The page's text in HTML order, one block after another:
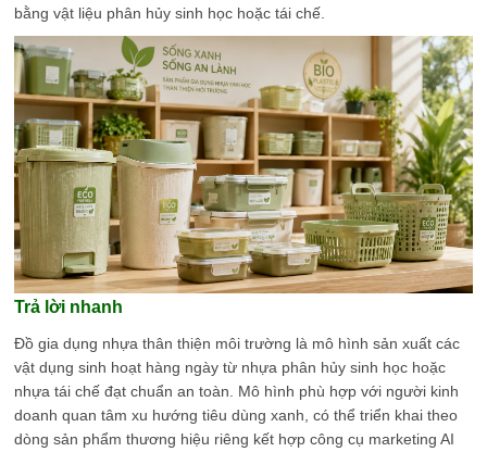
bằng vật liệu phân hủy sinh học hoặc tái chế.
Trả lời nhanh
Đồ gia dụng nhựa thân thiện môi trường là mô hình sản xuất các
vật dụng sinh hoạt hàng ngày từ nhựa phân hủy sinh học hoặc
nhựa tái chế đạt chuẩn an toàn. Mô hình phù hợp với người kinh
doanh quan tâm xu hướng tiêu dùng xanh, có thể triển khai theo
dòng sản phẩm thương hiệu riêng kết hợp công cụ marketing AI